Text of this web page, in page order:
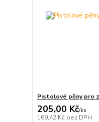
Pistolové pěny pro
205,00 Kč/ks
169,42 Kč bez DPH